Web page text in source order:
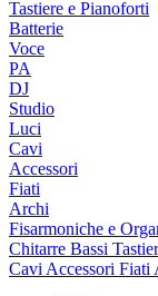
Tastiere e Pianoforti
Batterie
Voce
PA
DJ
Studio
Luci
Cavi
Accessori
Fiati
Archi
Fisarmoniche e
Chitarre Bassi
Cavi Accessori Fiati